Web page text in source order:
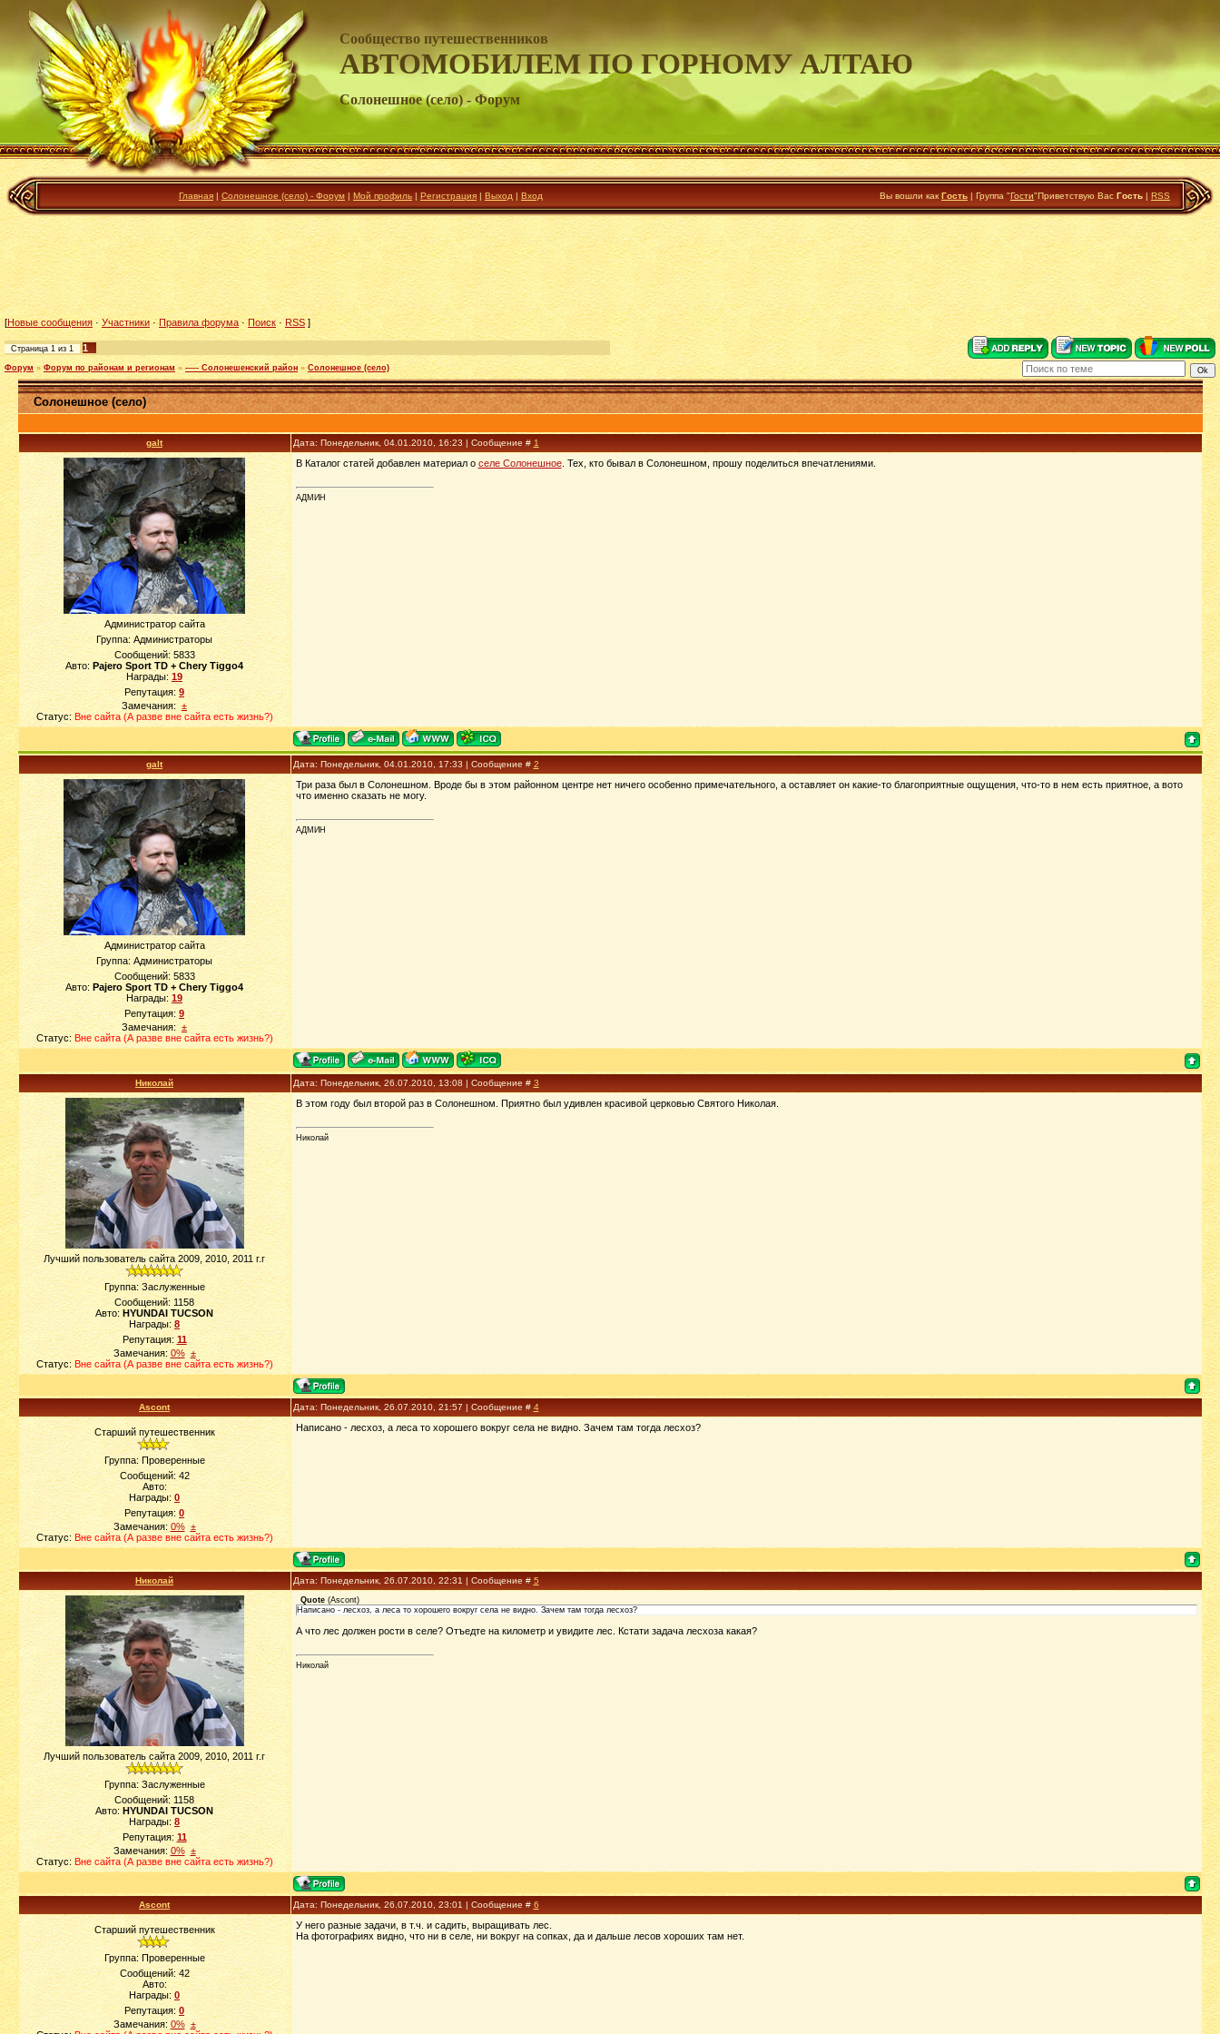
Сообщество путешественников
АВТОМОБИЛЕМ ПО ГОРНОМУ АЛТАЮ
Солонешное (село) - Форум
Главная | Солонешное (село) - Форум | Мой профиль | Регистрация | Выход | Вход Вы вошли как Гость | Группа "Гости"Приветствую Вас Гость | RSS
[Новые сообщения· Участники·Правила форума· Поиск· RSS]
Страница 1 из 1 1
Форум » Форум по районам и регионам » ----- Солонешенский район » Солонешное (село)
Солонешное (село)
galt Дата: Понедельник, 04.01.2010, 16:23 | Сообщение # 1
Администратор сайта
Группа: Администраторы
Сообщений: 5833
Авто: Pajero Sport TD + Chery Tiggo4
Награды: 19
Репутация: 9
Замечания: ±
Статус: Вне сайта (А разве вне сайта есть жизнь?)
В Каталог статей добавлен материал о селе Солонешное. Тех, кто бывал в Солонешном, прошу поделиться впечатлениями.
АДМИН
galt Дата: Понедельник, 04.01.2010, 17:33 | Сообщение # 2
Администратор сайта
Группа: Администраторы
Сообщений: 5833
Авто: Pajero Sport TD + Chery Tiggo4
Награды: 19
Репутация: 9
Замечания: ±
Статус: Вне сайта (А разве вне сайта есть жизнь?)
Три раза был в Солонешном. Вроде бы в этом районном центре нет ничего особенно примечательного, а оставляет он какие-то благоприятные ощущения, что-то в нем есть приятное, а вото
что именно сказать не могу.
АДМИН
Николай Дата: Понедельник, 26.07.2010, 13:08 | Сообщение # 3
Лучший пользователь сайта 2009, 2010, 2011 г.г
Группа: Заслуженные
Сообщений: 1158
Авто: HYUNDAI TUCSON
Награды: 8
Репутация: 11
Замечания: 0% ±
Статус: Вне сайта (А разве вне сайта есть жизнь?)
В этом году был второй раз в Солонешном. Приятно был удивлен красивой церковью Святого Николая.
Николай
Ascont Дата: Понедельник, 26.07.2010, 21:57 | Сообщение # 4
Старший путешественник
Группа: Проверенные
Сообщений: 42
Авто:
Награды: 0
Репутация:0
Замечания: 0% ±
Статус: Вне сайта (А разве вне сайта есть жизнь?)
Написано - лесхоз, а леса то хорошего вокруг села не видно. Зачем там тогда лесхоз?
Николай Дата: Понедельник, 26.07.2010, 22:31 | Сообщение # 5
Лучший пользователь сайта 2009, 2010, 2011 г.г
Группа: Заслуженные
Сообщений: 1158
Авто: HYUNDAI TUCSON
Награды: 8
Репутация: 11
Замечания: 0% ±
Статус: Вне сайта (А разве вне сайта есть жизнь?)
Quote(Ascont)
Написано - лесхоз, а леса то хорошего вокруг села не видно. Зачем там тогда лесхоз?
А что лес должен рости в селе? Отъедте на километр и увидите лес. Кстати задача лесхоза какая?
Николай
Ascont Дата: Понедельник, 26.07.2010, 23:01 | Сообщение # 6
Старший путешественник
Группа: Проверенные
Сообщений: 42
Авто:
Награды: 0
Репутация:0
Замечания: 0% ±
У него разные задачи, в т.ч. и садить, выращивать лес.
На фотографиях видно, что ни в селе, ни вокруг на сопках, да и дальше лесов хороших там нет.